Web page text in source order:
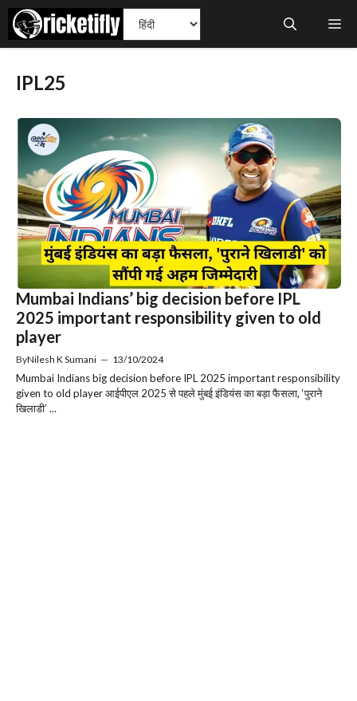
Skip
content
IPL25
Mumbai Indians’ big decision before IPL
2025 important responsibility given to old
player
ByNilesh K Sumani — 13/10/2024
Mumbai Indians big decision before IPL 2025 important responsibility
given to old player आईपीएल 2025 से पहले मुंबई इंडियंस का बड़ा फैसला, ‘पुराने
खिलाडी’ ...